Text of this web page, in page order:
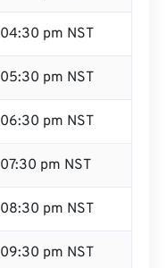
04:30 pm NST
05:30 pm NST
06:30 pm NST
07:30 pm NST
08:30 pm NST
09:30 pm NST